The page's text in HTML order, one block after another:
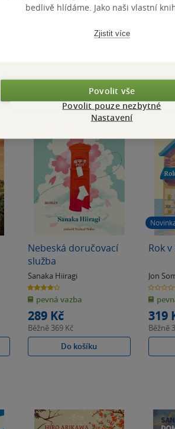
Do košíku
Nebeská doručovací
služba
Sanaka Hiiragi
4.0
z
5
hvězdiček
pevná vazba
289 Kč
Běžně 369 Kč
Do košíku
Rok
Jon
0.0
z
5
hvězdiček
319
Běžně
bedlivě hlídáme. Jako naši vlastní
Zjistit více
Povolit vše
Povolit pouze nezbytné
Nastavení